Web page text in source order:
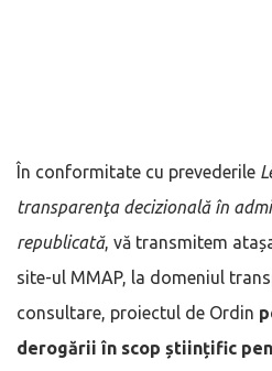
În conformitate cu prevederile
transparenţa decizională în
republicată, vă transmitem
site-ul MMAP, la domeniul
consultare, proiectul de Ordin
derogării în scop științific